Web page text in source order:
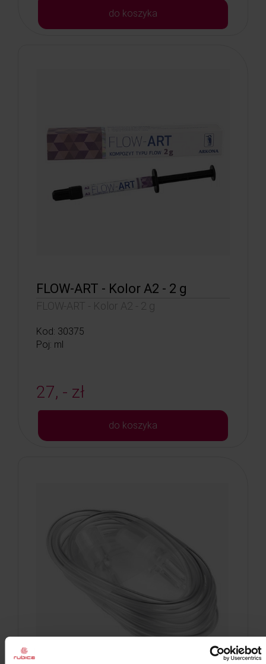
do koszyka
FLOW-ART - Kolor A2 - 2 g
FLOW-ART - Kolor A2 - 2 g
Kod: 30375
Poj: ml
27, - zł
do koszyka